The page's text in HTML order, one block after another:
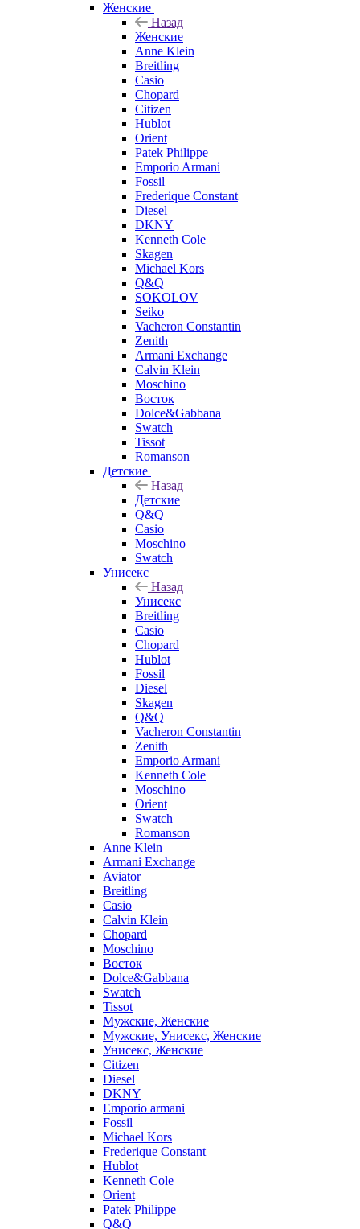
Женские
Назад
Женские
Anne Klein
Breitling
Casio
Chopard
Citizen
Hublot
Orient
Patek Philippe
Emporio Armani
Fossil
Frederique Constant
Diesel
DKNY
Kenneth Cole
Skagen
Michael Kors
Q&Q
SOKOLOV
Seiko
Vacheron Constantin
Zenith
Armani Exchange
Calvin Klein
Moschino
Восток
Dolce&Gabbana
Swatch
Tissot
Romanson
Детские
Назад
Детские
Q&Q
Casio
Moschino
Swatch
Унисекс
Назад
Унисекс
Breitling
Casio
Chopard
Hublot
Fossil
Diesel
Skagen
Q&Q
Vacheron Constantin
Zenith
Emporio Armani
Kenneth Cole
Moschino
Orient
Swatch
Romanson
Anne Klein
Armani Exchange
Aviator
Breitling
Casio
Calvin Klein
Chopard
Moschino
Восток
Dolce&Gabbana
Swatch
Tissot
Мужские, Женские
Мужские, Унисекс, Женские
Унисекс, Женские
Citizen
Diesel
DKNY
Emporio armani
Fossil
Michael Kors
Frederique Constant
Hublot
Kenneth Cole
Orient
Patek Philippe
Q&Q